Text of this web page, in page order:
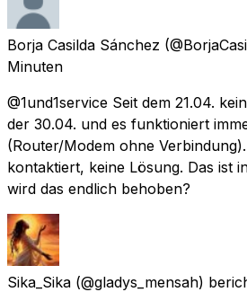
Borja Casilda Sánchez
Minuten
@1und1service Seit dem 21.04.
der 30.04. und es funktioniert
(Router/Modem ohne
kontaktiert, keine Lösung. Das ist
wird das endlich behoben?
Sika_Sika (@gladys_mensah)